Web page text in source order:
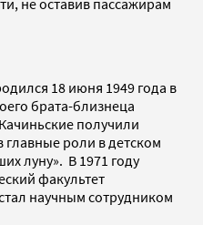
18 июня 1949 года в
брата-близнеца
получили
главные роли в детском
луну». В 1971 году
факультет
научным сотрудником